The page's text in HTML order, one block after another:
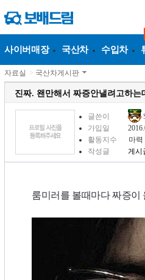
사이버매장 국산차 수입차
자료실 > 국산차게시판
진짜. 왠만해서 짜증안낼려고하는
글쓴이
가입일
활동지수
마력
작성글
게시
룸미러를 볼때마다 짜증이